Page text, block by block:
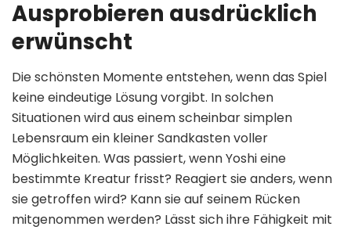
Ausprobieren ausdrücklich
erwünscht
Die schönsten Momente entstehen, wenn das Spiel
keine eindeutige Lösung vorgibt. In solchen
Situationen wird aus einem scheinbar simplen
Lebensraum ein kleiner Sandkasten voller
Möglichkeiten. Was passiert, wenn Yoshi eine
bestimmte Kreatur frisst? Reagiert sie anders, wenn
sie getroffen wird? Kann sie auf seinem Rücken
mitgenommen werden? Lässt sich ihre Fähigkeit mit